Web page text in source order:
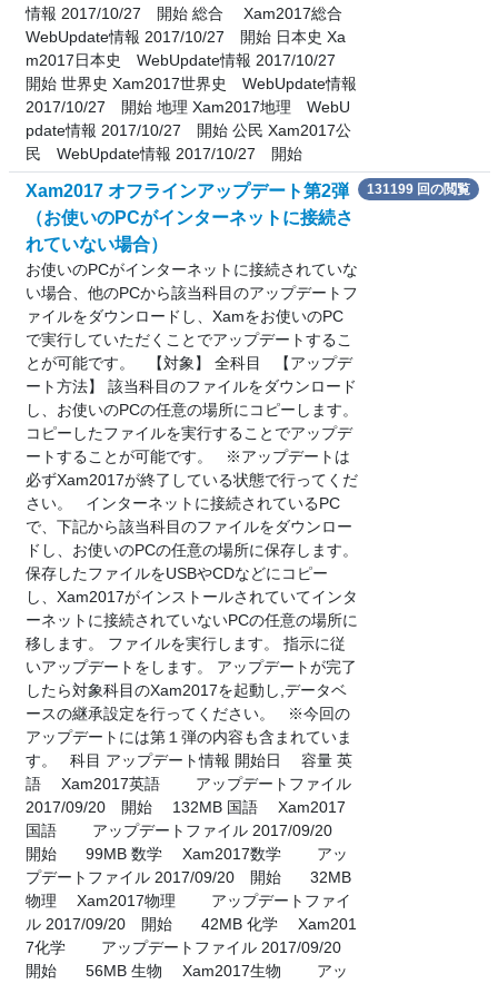
情報 2017/10/27 開始 総合 Xam2017総合
WebUpdate情報 2017/10/27 開始 日本史 Xa
m2017日本史 WebUpdate情報 2017/10/27
開始 世界史 Xam2017世界史 WebUpdate情報
2017/10/27 開始 地理 Xam2017地理 WebU
pdate情報 2017/10/27 開始 公民 Xam2017公
民 WebUpdate情報 2017/10/27 開始
Xam2017 オフラインアップデート第2弾
（お使いのPCがインターネットに接続さ
れていない場合）
お使いのPCがインターネットに接続されていな
い場合、他のPCから該当科目のアップデートフ
ァイルをダウンロードし、Xamをお使いのPC
で実行していただくことでアップデートするこ
とが可能です。 【対象】 全科目 【アップデ
ート方法】 該当科目のファイルをダウンロード
し、お使いのPCの任意の場所にコピーします。
コピーしたファイルを実行することでアップデ
ートすることが可能です。 ※アップデートは
必ずXam2017が終了している状態で行ってくだ
さい。 インターネットに接続されているPC
で、下記から該当科目のファイルをダウンロー
ドし、お使いのPCの任意の場所に保存します。
保存したファイルをUSBやCDなどにコピー
し、Xam2017がインストールされていてインタ
ーネットに接続されていないPCの任意の場所に
移します。 ファイルを実行します。 指示に従
いアップデートをします。 アップデートが完了
したら対象科目のXam2017を起動し,データベ
ースの継承設定を行ってください。 ※今回の
アップデートには第１弾の内容も含まれていま
す。 科目 アップデート情報 開始日 容量 英
語 Xam2017英語 アップデートファイル
2017/09/20 開始 132MB 国語 Xam2017
国語 アップデートファイル 2017/09/20
開始 99MB 数学 Xam2017数学 アッ
プデートファイル 2017/09/20 開始 32MB
物理 Xam2017物理 アップデートファイ
ル 2017/09/20 開始 42MB 化学 Xam201
7化学 アップデートファイル 2017/09/20
開始 56MB 生物 Xam2017生物 アッ
131199 回の閲覧